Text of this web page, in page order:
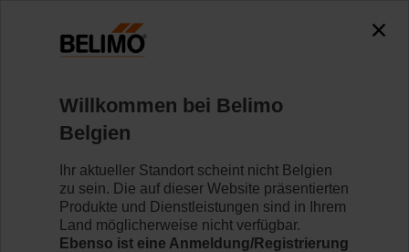
Mehr Leistung mit
weniger Energie
Willkommen bei Belimo
Belgien
Ihr aktueller Standort scheint nicht Belgien
zu sein. Die auf dieser Website präsentierten
Produkte und Dienstleistungen sind in Ihrem
Land möglicherweise nicht verfügbar.
Ebenso ist eine Anmeldung/Registrierung